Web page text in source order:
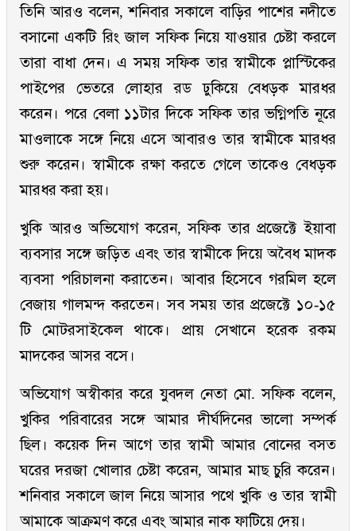
তিনি আরও বলেন, শনিবার সকালে বাড়ির পাশের নদীতে
বসানো একটি রিং জাল সফিক নিয়ে যাওয়ার চেষ্টা করলে
তারা বাধা দেন। এ সময় সফিক তার স্বামীকে প্লাস্টিকের
পাইপের ভেতরে লোহার রড ঢুকিয়ে বেধড়ক মারধর
করেন। পরে বেলা ১১টার দিকে সফিক তার ভগ্নিপতি নূরে
মাওলাকে সঙ্গে নিয়ে এসে আবারও তার স্বামীকে মারধর
শুরু করেন। স্বামীকে রক্ষা করতে গেলে তাকেও বেধড়ক
মারধর করা হয়।
খুকি আরও অভিযোগ করেন, সফিক তার প্রজেক্টে ইয়াবা
ব্যবসার সঙ্গে জড়িত এবং তার স্বামীকে দিয়ে অবৈধ মাদক
ব্যবসা পরিচালনা করাতেন। আবার হিসেবে গরমিল হলে
বেজায় গালমন্দ করতেন। সব সময় তার প্রজেক্টে ১০-১৫
টি মোটরসাইকেল থাকে। প্রায় সেখানে হরেক রকম
মাদকের আসর বসে।
অভিযোগ অস্বীকার করে যুবদল নেতা মো. সফিক বলেন,
খুকির পরিবারের সঙ্গে আমার দীর্ঘদিনের ভালো সম্পর্ক
ছিল। কয়েক দিন আগে তার স্বামী আমার বোনের বসত
ঘরের দরজা খোলার চেষ্টা করেন, আমার মাছ চুরি করেন।
শনিবার সকালে জাল নিয়ে আসার পথে খুকি ও তার স্বামী
আমাকে আক্রমণ করে এবং আমার নাক ফাটিয়ে দেয়।